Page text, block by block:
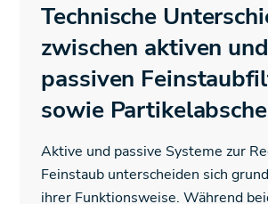
Technische
zwischen aktiven und
passiven
sowie
Aktive und passive Systeme zur
Feinstaub unterscheiden sich
ihrer Funktionsweise. Während